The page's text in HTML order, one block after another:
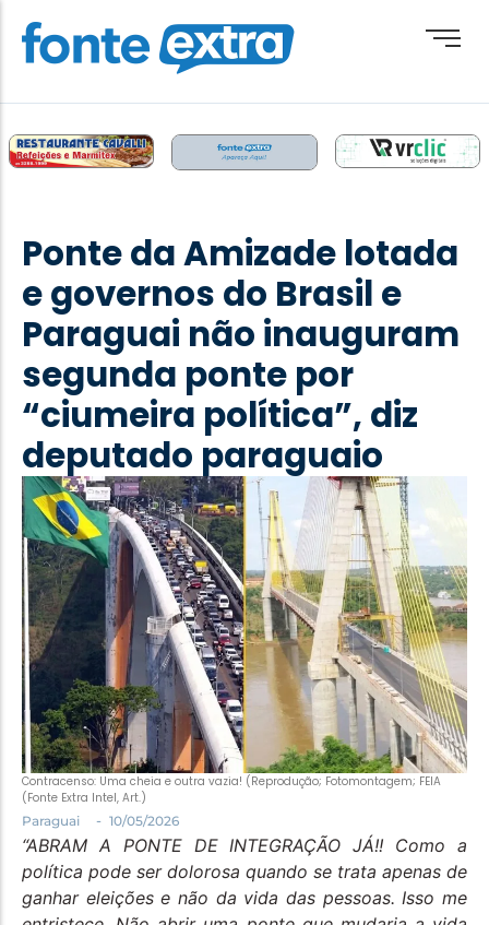
Destaque
Esporte
Geral
Obituário
Paraguai
Paraná
Política
Santa Helena e Região
Saúde e Bem-Estar
Ponte da Amizade lotada
e governos do Brasil e
Paraguai não inauguram
segunda ponte por
“ciumeira política”, diz
deputado paraguaio
Contracenso: Uma cheia e outra vazia! (Reprodução; Fotomontagem; FEIA
(Fonte Extra Intel, Art.)
Paraguai
- 10/05/2026
“ABRAM A PONTE DE INTEGRAÇÃO JÁ!! Como a
política pode ser dolorosa quando se trata apenas de
ganhar eleições e não da vida das pessoas. Isso me